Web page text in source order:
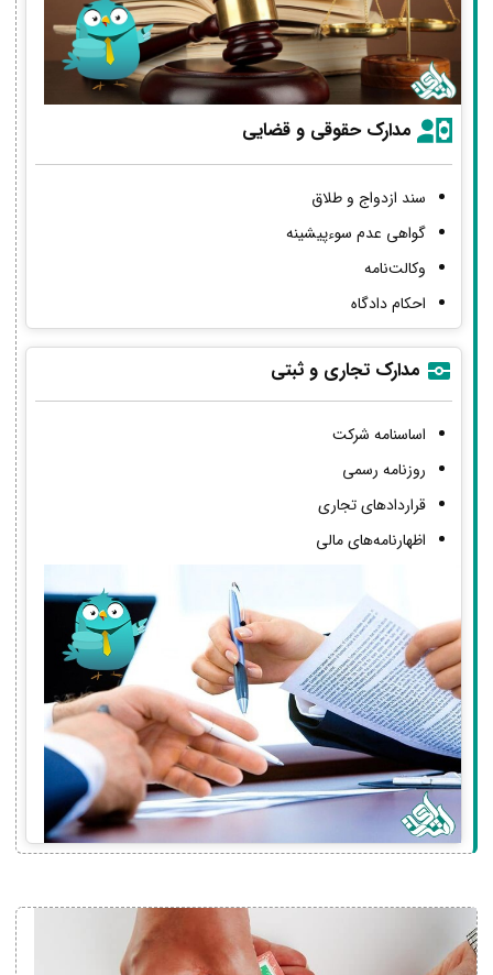
مدارک حقوقی و قضایی
سند ازدواج و طلاق
گواهی عدم سوءپیشینه
وکالت‌نامه
احکام دادگاه
مدارک تجاری و ثبتی
اساسنامه شرکت
روزنامه رسمی
قراردادهای تجاری
اظهارنامه‌های مالی